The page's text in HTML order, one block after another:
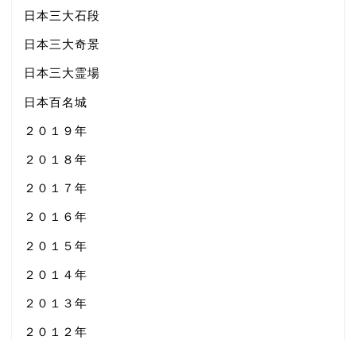
日本三大石段
日本三大奇景
日本三大霊場
日本百名城
２０１９年
２０１８年
２０１７年
２０１６年
２０１５年
２０１４年
２０１３年
２０１２年